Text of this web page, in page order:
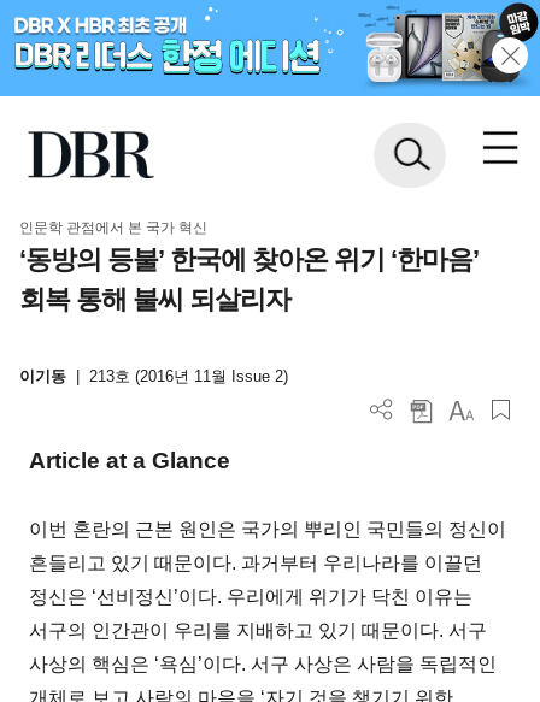
인문학 관점에서 본 국가 혁신
‘동방의 등불’ 한국에 찾아온 위기 ‘한마음’
회복 통해 불씨 되살리자
이기동 213호 (2016년 11월 Issue 2)
Article at a Glance
이번 혼란의 근본 원인은 국가의 뿌리인 국민들의 정신이
흔들리고 있기 때문이다. 과거부터 우리나라를 이끌던
정신은 ‘선비정신’이다. 우리에게 위기가 닥친 이유는
서구의 인간관이 우리를 지배하고 있기 때문이다. 서구
사상의 핵심은 ‘욕심’이다. 서구 사상은 사람을 독립적인
개체로 보고 사람의 마음을 ‘자기 것을 챙기기 위한